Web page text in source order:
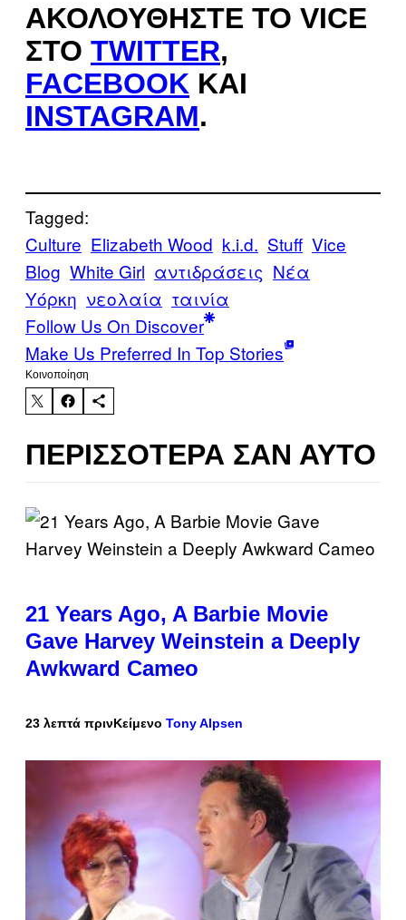
ΑΚΟΛΟΥΘΉΣΤΕ ΤΟ VICE
ΣΤΟ TWITTER,
FACEBOOK ΚΑΙ
INSTAGRAM.
Tagged:
Culture Elizabeth Wood k.i.d. Stuff Vice
Blog White Girl αντιδράσεις Νέα
Υόρκη νεολαία ταινία
Follow Us On Discover
Make Us Preferred In Top Stories
Kοινοποίηση
ΠΕΡΙΣΣΌΤΕΡΑ ΣΑΝ ΑΥΤΌ
21 Years Ago, A Barbie Movie
Gave Harvey Weinstein a Deeply
Awkward Cameo
23 λεπτά πρινΚείμενο Tony Alpsen